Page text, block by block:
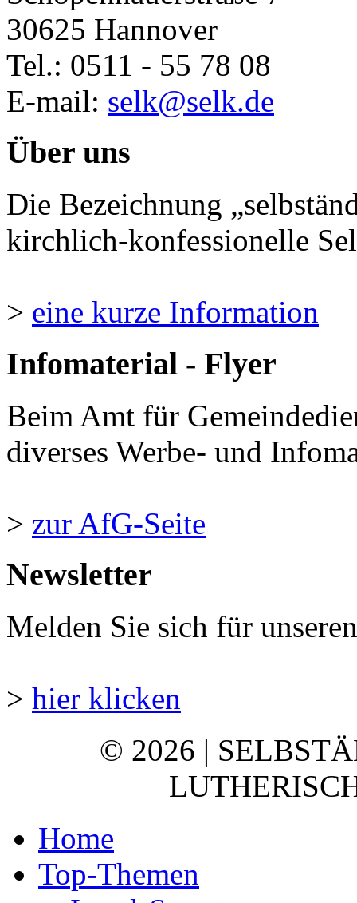
30625 Hannover
Tel.: 0511 - 55 78 08
E-mail: selk@selk.de
Über uns
Die Bezeichnung
kirchlich-konfessionelle
> eine kurze Information
Infomaterial - Flyer
Beim Amt für
diverses Werbe- und
> zur AfG-Seite
Newsletter
Melden Sie sich für
> hier klicken
© 2026 |
Home
Top-Themen